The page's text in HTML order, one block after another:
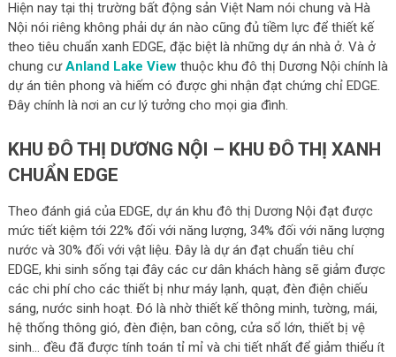
Hiện nay tại thị trường bất động sản Việt Nam nói chung và Hà
Nội nói riêng không phải dự án nào cũng đủ tiềm lực để thiết kế
theo tiêu chuẩn xanh EDGE, đặc biệt là những dự án nhà ở. Và ở
chung cưAnland Lake Viewthuộc khu đô thị Dương Nội chính là
dự án tiên phong và hiếm có được ghi nhận đạt chứng chỉ EDGE.
Đây chính là nơi an cư lý tưởng cho mọi gia đình.
KHU ĐÔ THỊ DƯƠNG NỘI – KHU ĐÔ THỊ XANH
CHUẨN EDGE
Theo đánh giá của EDGE, dự án khu đô thị Dương Nội đạt được
mức tiết kiệm tới 22% đối với năng lượng, 34% đối với năng lượng
nước và 30% đối với vật liệu. Đây là dự án đạt chuẩn tiêu chí
EDGE, khi sinh sống tại đây các cư dân khách hàng sẽ giảm được
các chi phí cho các thiết bị như máy lạnh, quạt, đèn điện chiếu
sáng, nước sinh hoạt. Đó là nhờ thiết kế thông minh, tường, mái,
hệ thống thông gió, đèn điện, ban công, cửa sổ lớn, thiết bị vệ
sinh… đều đã được tính toán tỉ mỉ và chi tiết nhất để giảm thiểu ít